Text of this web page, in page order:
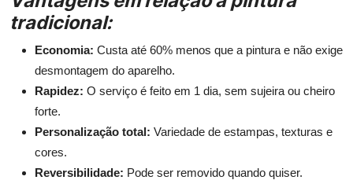
tradicional:
Economia: Custa até 60% menos que a pintura e não exige
desmontagem do aparelho.
Rapidez: O serviço é feito em 1 dia, sem sujeira ou cheiro
forte.
Personalização total: Variedade de estampas, texturas e
cores.
Reversibilidade: Pode ser removido quando quiser.